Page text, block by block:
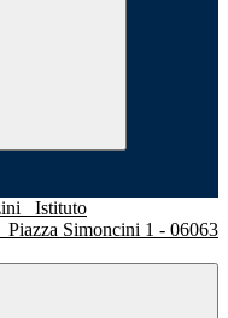
Istituto
Piazza Simoncini 1 - 06063